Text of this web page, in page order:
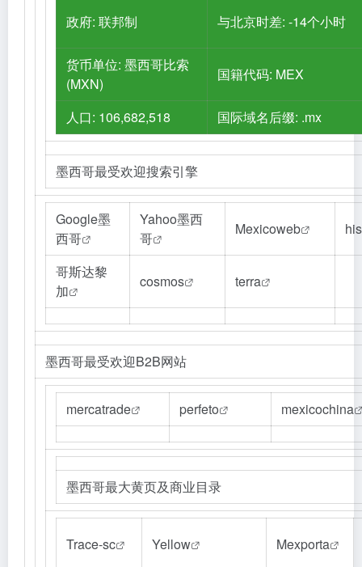
政府: 联邦制 与北京时差: -14个小时
货币单位: 墨西哥比索
(MXN)
国籍代码: MEX
人口: 106,682,518 国际域名后缀: .mx
墨西哥最受欢迎搜索引擎
Google墨
西哥
Yahoo墨西
哥
Mexicoweb
哥斯达黎
加
cosmos terra
墨西哥最受欢迎B2B网站
mercatrade perfeto mexicochina
墨西哥最大黄页及商业目录
Trace-sc Yellow Mexporta